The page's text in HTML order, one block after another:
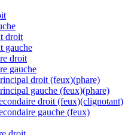
droit
gauche
droit
gauche
droit (feux)(phare)
gauche (feux)(phare)
droit (feux)(clignotant)
gauche (feux)